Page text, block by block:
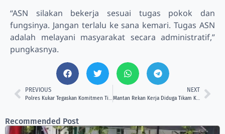
“ASN silakan bekerja sesuai tugas pokok dan
fungsinya. Jangan terlalu ke sana kemari. Tugas ASN
adalah melayani masyarakat secara administratif,”
pungkasnya.
PREVIOUS
Polres Kukar Tegaskan Komitmen Tingkatkan Pelayanan pada Peringatan Hari Bhayangkara ke-80
NEXT
Mantan Rekan Kerja Diduga Tikam Karyawan Kapal Api di Samarinda, Polisi Dalami Motif
Recommended Post